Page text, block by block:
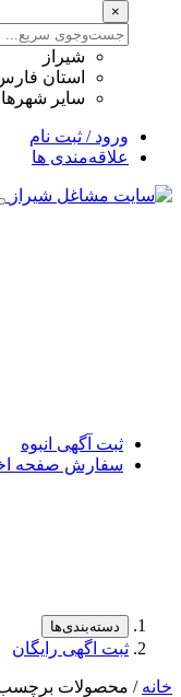
×
شیراز
استان
سایر شهرها
ورود / ثبت نام
علاقه‌مندی ها
ثبت آگهی انبوه
سفارش صفحه
دسته‌بندی‌ها
ثبت اگهی رایگان
خانه / محصولات برچسب